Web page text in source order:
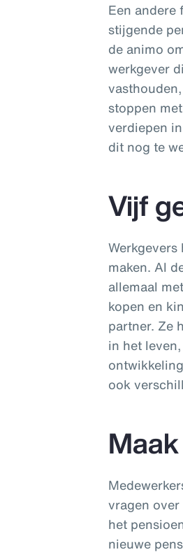
Een andere
stijgende
de animo
werkgever
stoppen
verdiepen
dit nog te
Vijf
maken. Al
allemaal
kopen en
partner. Ze
in het
ook
vragen
het
nieuwe